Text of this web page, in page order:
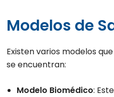
Modelos de
Existen varios modelos
se encuentran:
Modelo Biomédico: